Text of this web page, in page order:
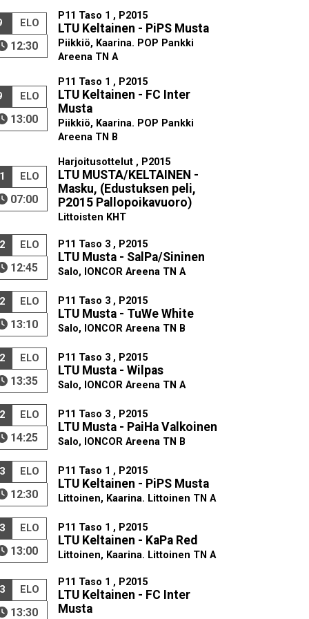
ELO
12:30
P11 Taso 1 , P2015
LTU Keltainen - PiPS Musta
Piikkiö, Kaarina. POP Pankki
Areena TN A
ELO
13:00
P11 Taso 1 , P2015
LTU Keltainen - FC Inter
Musta
Piikkiö, Kaarina. POP Pankki
Areena TN B
ELO
07:00
Harjoitusottelut , P2015
LTU MUSTA/KELTAINEN -
Masku, (Edustuksen peli,
P2015 Pallopoikavuoro)
Littoisten KHT
ELO
12:45
P11 Taso 3 , P2015
LTU Musta - SalPa/Sininen
Salo, IONCOR Areena TN A
ELO
13:10
P11 Taso 3 , P2015
LTU Musta - TuWe White
Salo, IONCOR Areena TN B
ELO
13:35
P11 Taso 3 , P2015
LTU Musta - Wilpas
Salo, IONCOR Areena TN A
ELO
14:25
P11 Taso 3 , P2015
LTU Musta - PaiHa Valkoinen
Salo, IONCOR Areena TN B
ELO
12:30
P11 Taso 1 , P2015
LTU Keltainen - PiPS Musta
Littoinen, Kaarina. Littoinen TN A
ELO
13:00
P11 Taso 1 , P2015
LTU Keltainen - KaPa Red
Littoinen, Kaarina. Littoinen TN A
ELO
13:30
P11 Taso 1 , P2015
LTU Keltainen - FC Inter
Musta